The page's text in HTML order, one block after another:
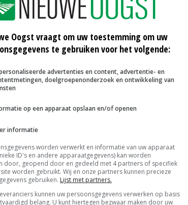
koop
01-04-2016
Etikettenfraude bij babymelkpoeder
Vijftig keer meer babymelkpoeder
maat 59
€ 12,00 € 0,00
NL Du Be
Oogst vraagt om uw toestemming om uw
te gebruiken voor het volgende:
advertenties en content, advertentie- en
doelgroepenonderzoek en ontwikkeling van
op een apparaat opslaan en/of openen
informatie
worden verwerkt en informatie van uw apparaat
ID's en andere apparaatgegevens) kan worden
door, geopend door en gedeeld met 4 partners of specifiek
worden gebruikt. Wij en onze partners kunnen precieze
gebruiken. Lijst met partners.
kunnen uw persoonsgegevens verwerken op basis
belang. U kunt hiertegen bezwaar maken door uw